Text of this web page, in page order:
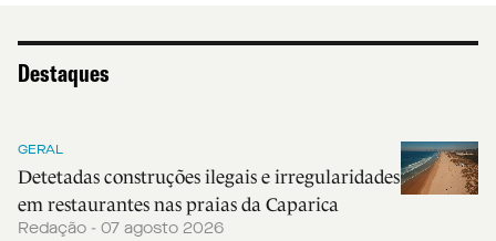
Destaques
GERAL
Detetadas construções ilegais e irregularidades
em restaurantes nas praias da Caparica
Redação - 07 agosto 2026